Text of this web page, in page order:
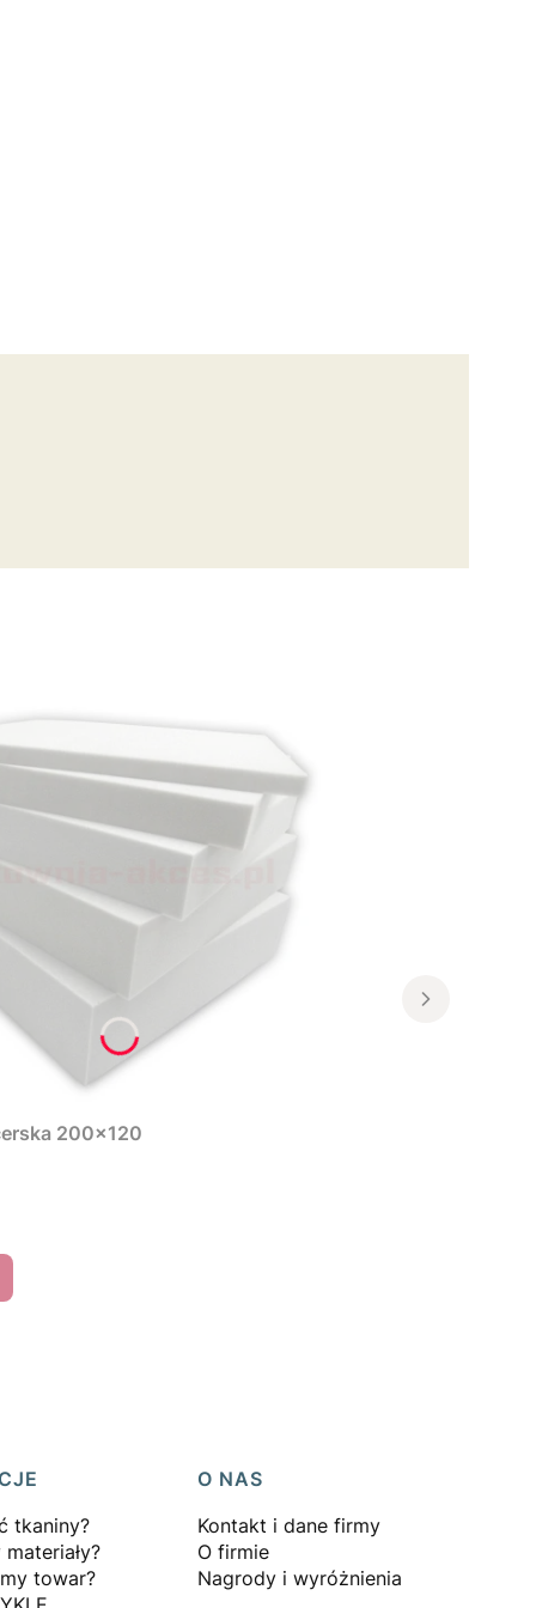
200x120
tkaniny?
towar?
O NAS
Kontakt i dane firmy
O firmie
Nagrody i wyróżnienia